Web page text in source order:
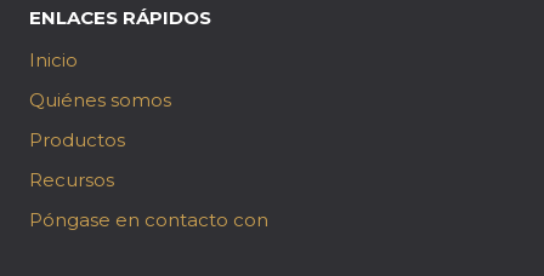
ENLACES RÁPIDOS
Inicio
Quiénes somos
Productos
Recursos
Póngase en contacto con